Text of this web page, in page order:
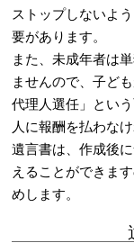
ストップしないよ
要があります。
また、未成年者は
ませんので、子ど
代理人選任」とい
人に報酬を払わな
遺言書は、作成後
えることができま
めします。